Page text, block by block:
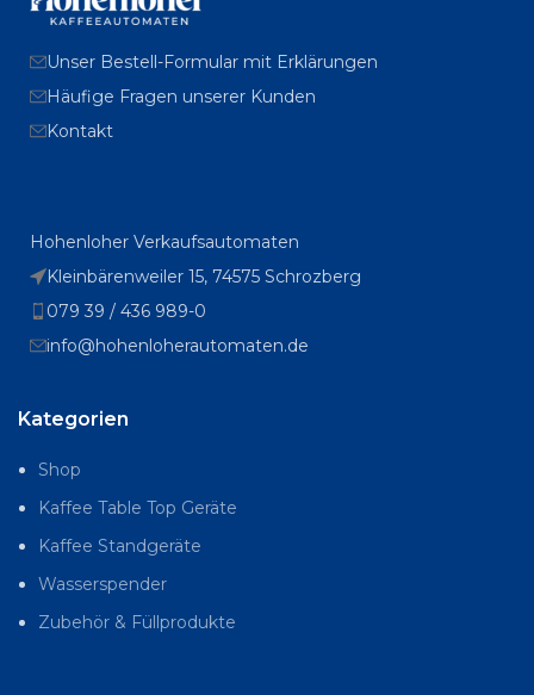
Unser Bestell-Formular mit Erklärungen
Häufige Fragen unserer Kunden
Kontakt
Hohenloher Verkaufsautomaten
Kleinbärenweiler 15, 74575 Schrozberg
079 39 / 436 989-0
info@hohenloherautomaten.de
Kategorien
Shop
Kaffee Table Top Geräte
Kaffee Standgeräte
Wasserspender
Zubehör & Füllprodukte